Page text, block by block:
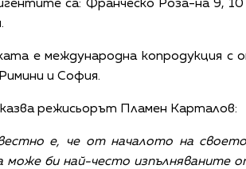
са: Франческо Роза-на 9,
е международна копродукция
и София.
режисьорът Пламен Карталов:
е, че от началото на своето
може би най-често изпълняваните